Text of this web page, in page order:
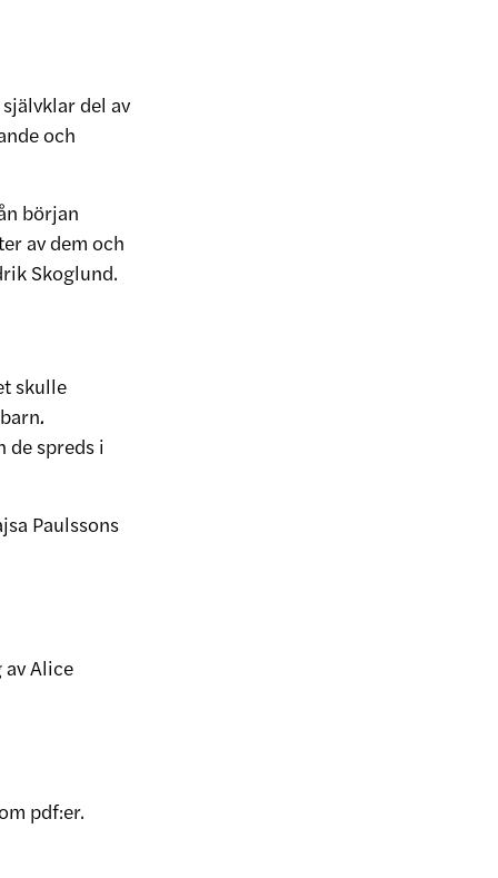
del av
och
början
av dem och
Skoglund.
skulle
.
de spreds i
Paulssons
Alice
pdf:er.